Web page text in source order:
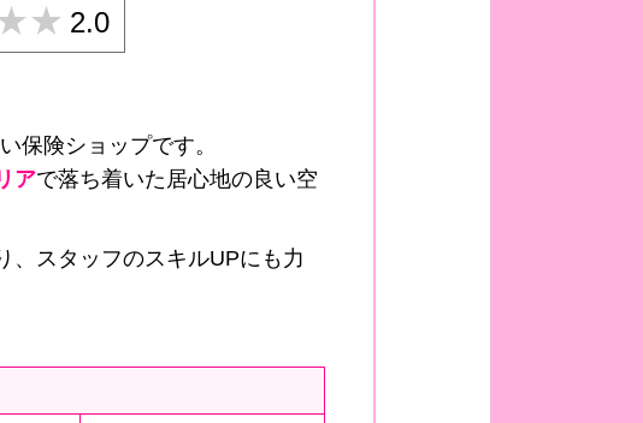
2.0
保険ショップです。
アで落ち着いた居心地の良い空
、スタッフのスキルUPにも力